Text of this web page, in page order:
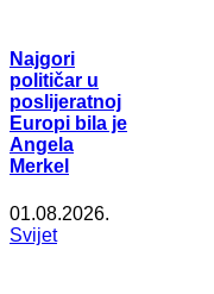
Najgori
političar u
poslijeratnoj
Europi bila je
Angela
Merkel
01.08.2026.
Svijet